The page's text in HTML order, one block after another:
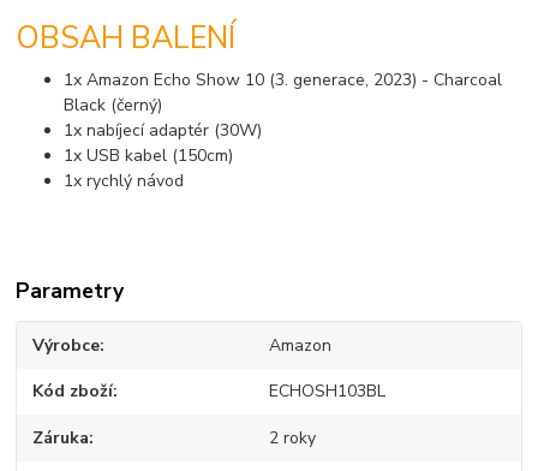
OBSAH BALENÍ
1x Amazon Echo Show 10 (3. generace, 2023) - Charcoal
Black (černý)
1x nabíjecí adaptér (30W)
1x USB kabel (150cm)
1x rychlý návod
Parametry
Výrobce Amazon
Kód zboží ECHOSH103BL
Záruka 2 roky